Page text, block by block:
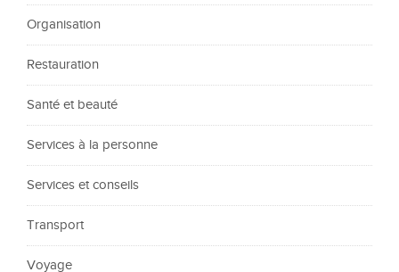
Organisation
Restauration
Santé et beauté
Services à la personne
Services et conseils
Transport
Voyage